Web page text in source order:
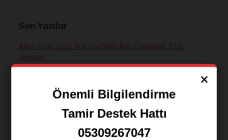
Son Yazılar
Alien Spa 2026 Pre-DVDRip AVI Complete 720p
.t𝐨rr𝐞nt
Ice Skater 2026 x265 Proper Clean Audio GalaxyRG
Office 2024 Mondo 32 bit Volume License ENG
WinRAR Crack + Portable [Windows] (x32x64) no
Yeni Ürünlerden İlk Siz Haberdar
Olun.
×
Önemli Bilgilendirme
Tamir Destek Hattı
05309267047